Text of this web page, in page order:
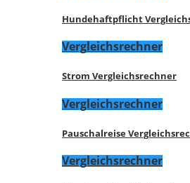
Hundehaftpflicht
Vergleichsrechner
Strom Vergleichsrechner
Vergleichsrechner
Pauschalreise
Vergleichsrechner